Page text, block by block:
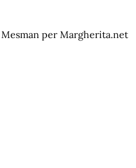
per Margherita.net